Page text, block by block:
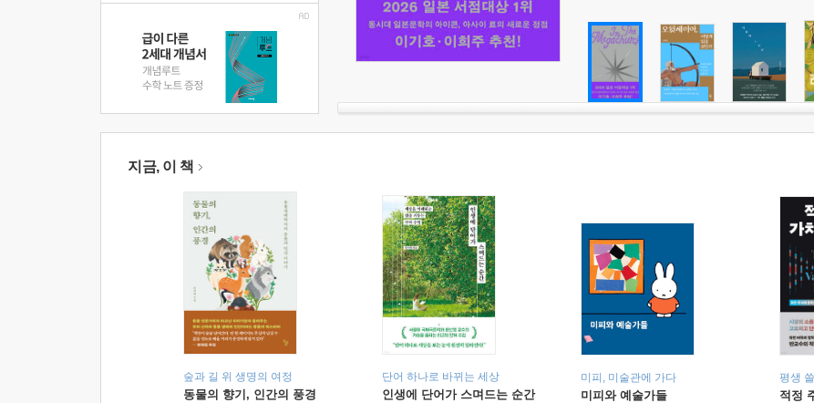
지금, 이 책
숲과 길 위 생명의 여정
동물의 향기, 인간의 풍경
단어 하나로 바뀌는 세상
인생에 단어가 스며드는 순간
미피, 미술관에 가다
미피와 예술가들
평생
적정